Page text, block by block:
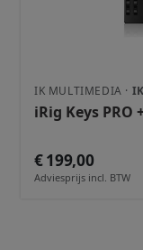
IK MULTIMEDIA ·
iRig Keys PRO
€ 199,00
Adviesprijs incl. BTW